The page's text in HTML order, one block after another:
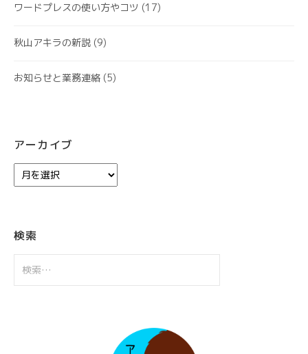
ワードプレスの使い方やコツ (17)
秋山アキラの新説 (9)
お知らせと業務連絡 (5)
アーカイブ
ー
ブ
検索
索: